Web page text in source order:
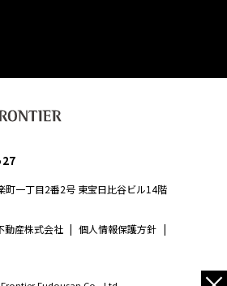
動産株式会社 | 個人情報保護方針 |
町一丁目2番2号 東宝日比谷ビル14階